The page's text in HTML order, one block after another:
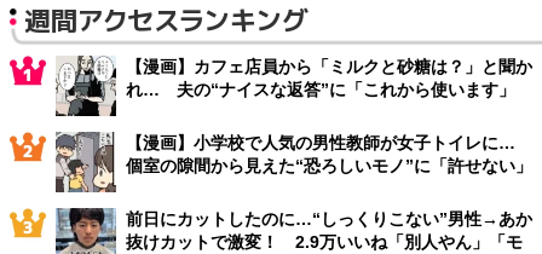
週間アクセスランキング
【漫画】カフェ店員から「ミルクと砂糖は？」と聞か
れ… 夫の“ナイスな返答”に「これから使います」
【漫画】小学校で人気の男性教師が女子トイレに…
個室の隙間から見えた“恐ろしいモノ”に「許せない」
前日にカットしたのに…“しっくりこない”男性→あか
抜けカットで激変！ 2.9万いいね「別人やん」「モ